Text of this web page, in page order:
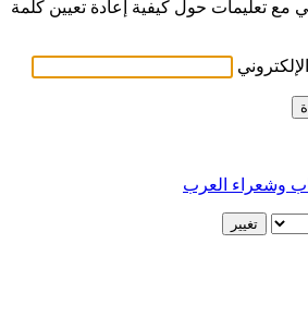
مع تعليمات حول كيفية إعادة تعيين كلمة
وشعراء العرب